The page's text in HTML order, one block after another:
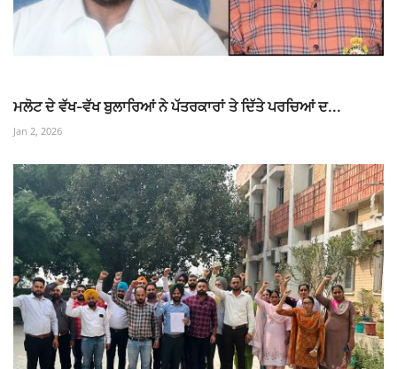
ਮਲੋਟ ਦੇ ਵੱਖ-ਵੱਖ ਬੁਲਾਰਿਆਂ ਨੇ ਪੱਤਰਕਾਰਾਂ ਤੇ ਦਿੱਤੇ ਪਰਚਿਆਂ ਦ...
Jan 2, 2026